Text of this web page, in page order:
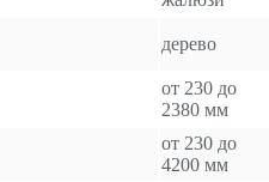
дерево
от 230 до
2380 мм
от 230 до
4200 мм